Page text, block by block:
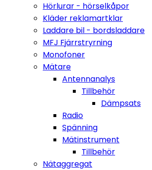
Hörlurar - hörselkåpor
Kläder reklamartklar
Laddare bil - bordsladdare
MFJ Fjärrstryrning
Monofoner
Mätare
Antennanalys
Tillbehör
Dämpsats
Radio
Spänning
Mätinstrument
Tillbehör
Nätaggregat